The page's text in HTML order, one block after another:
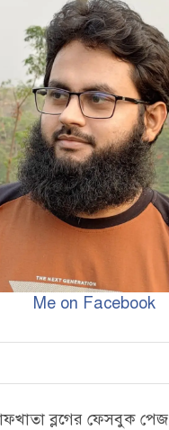
Me on Facebook
ব্লগের ফেসবুক পেজ